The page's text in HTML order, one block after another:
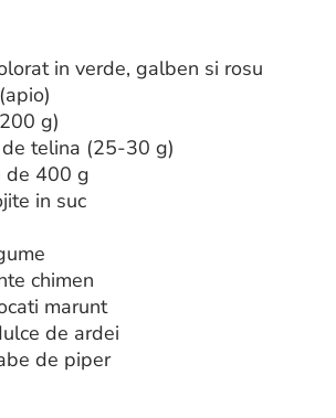
in verde, galben si rosu
g)
telina (25-30 g)
de 400 g
in suc
chimen
marunt
de ardei
de piper